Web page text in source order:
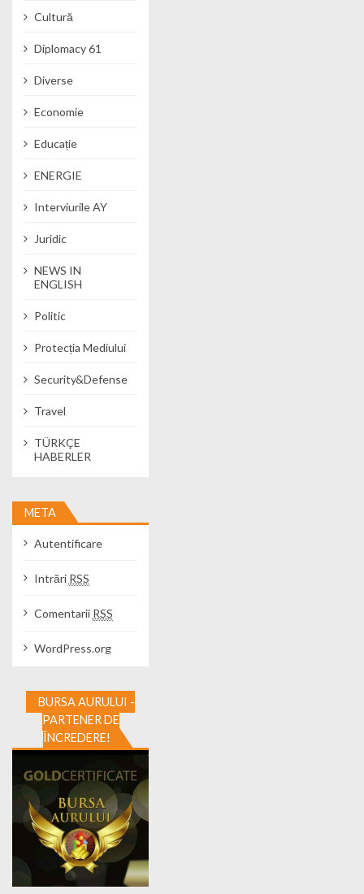
Cultură
Diplomacy 61
Diverse
Economie
Educație
ENERGIE
Interviurile AY
Juridic
NEWS IN
ENGLISH
Politic
Protecția Mediului
Security&Defense
Travel
TÜRKÇE
HABERLER
META
Autentificare
Intrări RSS
Comentarii RSS
WordPress.org
BURSA AURULUI -
PARTENER DE
ÎNCREDERE!